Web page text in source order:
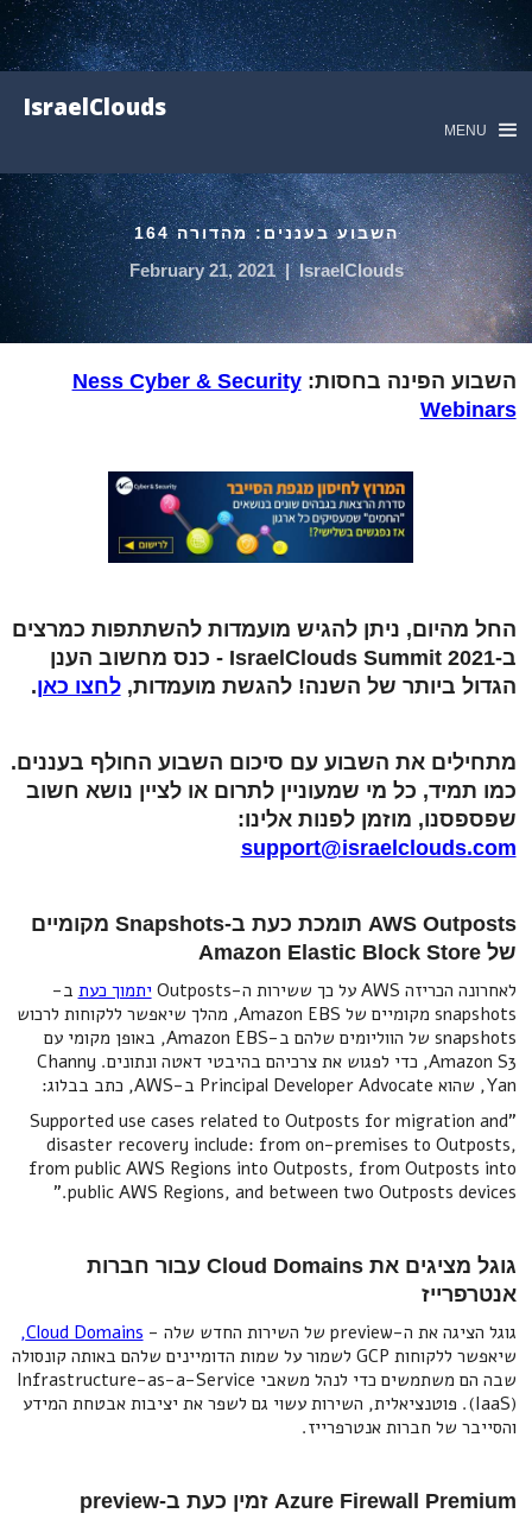
IsraelClouds
MENU
השבוע בעננים: מהדורה 164
IsraelClouds
|
February 21, 2021
השבוע הפינה בחסות:Ness Cyber & Security
Webinars
החל מהיום, ניתן להגיש מועמדות להשתתפות כמרצים
ב-IsraelClouds Summit 2021 - כנס מחשוב הענן
הגדול ביותר של השנה! להגשת מועמדות,לחצו כאן.
מתחילים את השבוע עם סיכום השבוע החולף בעננים.
כמו תמיד, כל מי שמעוניין לתרום או לציין נושא חשוב
שפספסנו, מוזמן לפנות אלינו:
support@israelclouds.com
AWS Outposts תומכת כעת ב-Snapshots מקומיים
של Amazon Elastic Block Store
לאחרונה הכריזה AWS על כך ששירות ה-Outposts
יתמוך כעת ב-
snapshots מקומיים של Amazon EBS, מהלך שיאפשר ללקוחות לרכוש
snapshots של הווליומים שלהם ב-Amazon EBS, באופן מקומי עם
Amazon S3, כדי לפגוש את צרכיהם בהיבטי דאטה ונתונים. Channy
Yan, שהוא Principal Developer Advocate ב-AWS, כתב בבלוג:
"Supported use cases related to Outposts for migration and
disaster recovery include: from on-premises to Outposts,
from public AWS Regions into Outposts, from Outposts into
public AWS Regions, and between two Outposts devices.”
גוגל מציגים את Cloud Domains עבור חברות
אנטרפרייז
גוגל הציגה את ה-preview של השירות החדש שלה -
Cloud Domains,
שיאפשר ללקוחות GCP לשמור על שמות הדומיינים שלהם באותה קונסולה
שבה הם משתמשים כדי לנהל משאבי Infrastructure-as-a-Service
(IaaS). פוטנציאלית, השירות עשוי גם לשפר את יציבות אבטחת המידע
והסייבר של חברות אנטרפרייז.
Azure Firewall Premium זמין כעת ב-preview